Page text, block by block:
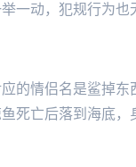
一动，犯规行为也
的情侣名是鲨掉东
死亡后落到海底